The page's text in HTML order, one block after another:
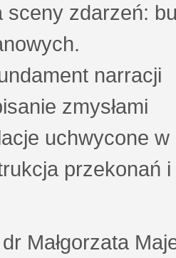
sceny zdarzeń:
narracji
zmysłami
uchwycone
przekonań
Małgorzata